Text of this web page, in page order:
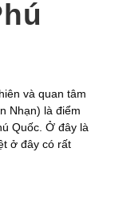
và quan tâm
Nhạn) là điểm
Quốc. Ở đây là
ở đây có rất